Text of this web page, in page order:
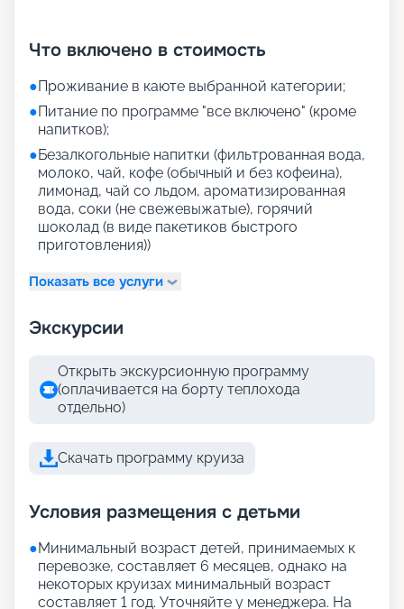
Что включено в стоимость
●Проживание в каюте выбранной категории;
●Питание по программе "все включено" (кроме
напитков);
●Безалкогольные напитки (фильтрованная вода,
молоко, чай, кофе (обычный и без кофеина),
лимонад, чай со льдом, ароматизированная
вода, соки (не свежевыжатые), горячий
шоколад (в виде пакетиков быстрого
приготовления))
Показать все услуги
Экскурсии
Открыть экскурсионную программу
(оплачивается на борту теплохода
отдельно)
Скачать программу круиза
Условия размещения с детьми
●Минимальный возраст детей, принимаемых к
перевозке, составляет 6 месяцев, однако на
некоторых круизах минимальный возраст
составляет 1 год. Уточняйте у менеджера. На